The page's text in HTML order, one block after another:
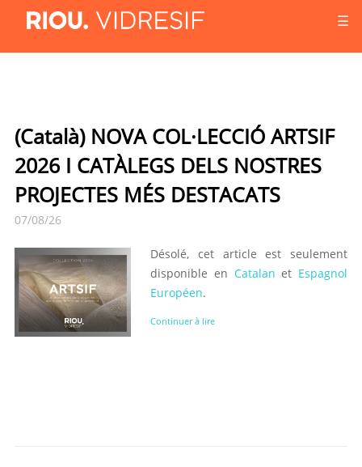
☰
(Català) NOVA COL·LECCIÓ ARTSIF
2026 I CATÀLEGS DELS NOSTRES
PROJECTES MÉS DESTACATS
07/08/26
Désolé, cet article est seulement
disponible en Catalan et Espagnol
Européen.
Continuer à lire